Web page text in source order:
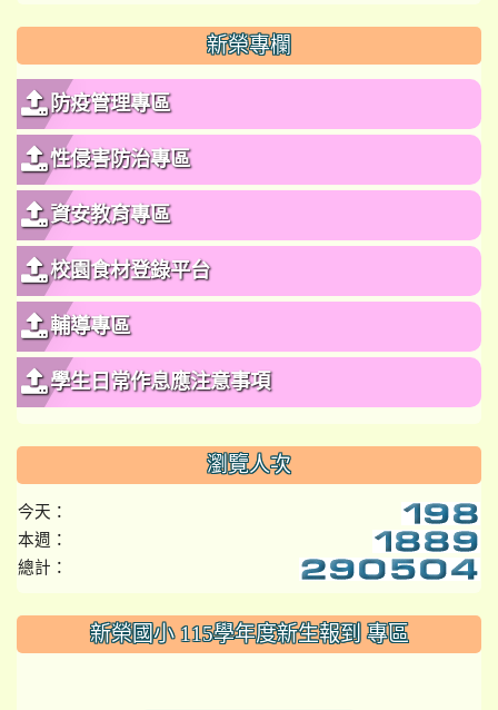
新榮專欄
防疫管理專區
性侵害防治專區
資安教育專區
校園食材登錄平台
輔導專區
學生日常作息應注意事項
瀏覽人次
今天：
本週：
總計：
::: 新榮國小 115學年度新生報到 專區